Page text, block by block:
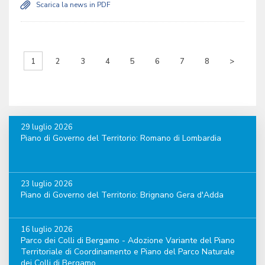
Scarica la news in PDF
1 2 3 4 5 6 7 8 >
29 luglio 2026
Piano di Governo del Territorio: Romano di Lombardia
23 luglio 2026
Piano di Governo del Territorio: Brignano Gera d'Adda
16 luglio 2026
Parco dei Colli di Bergamo - Adozione Variante del Piano
Territoriale di Coordinamento e Piano del Parco Naturale